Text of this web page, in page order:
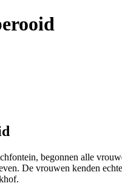
begonnen alle
De vrouwen kenden